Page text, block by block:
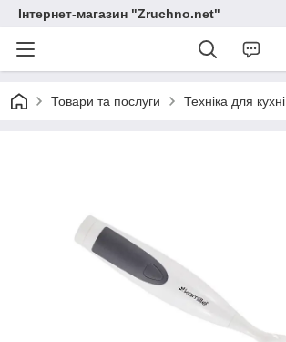
Інтернет-магазин "Zruchno.net"
Товари та послуги Техніка для кухні